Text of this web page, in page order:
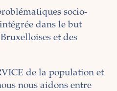
socio-
dans le but
et des
de la population et
nous aidons entre